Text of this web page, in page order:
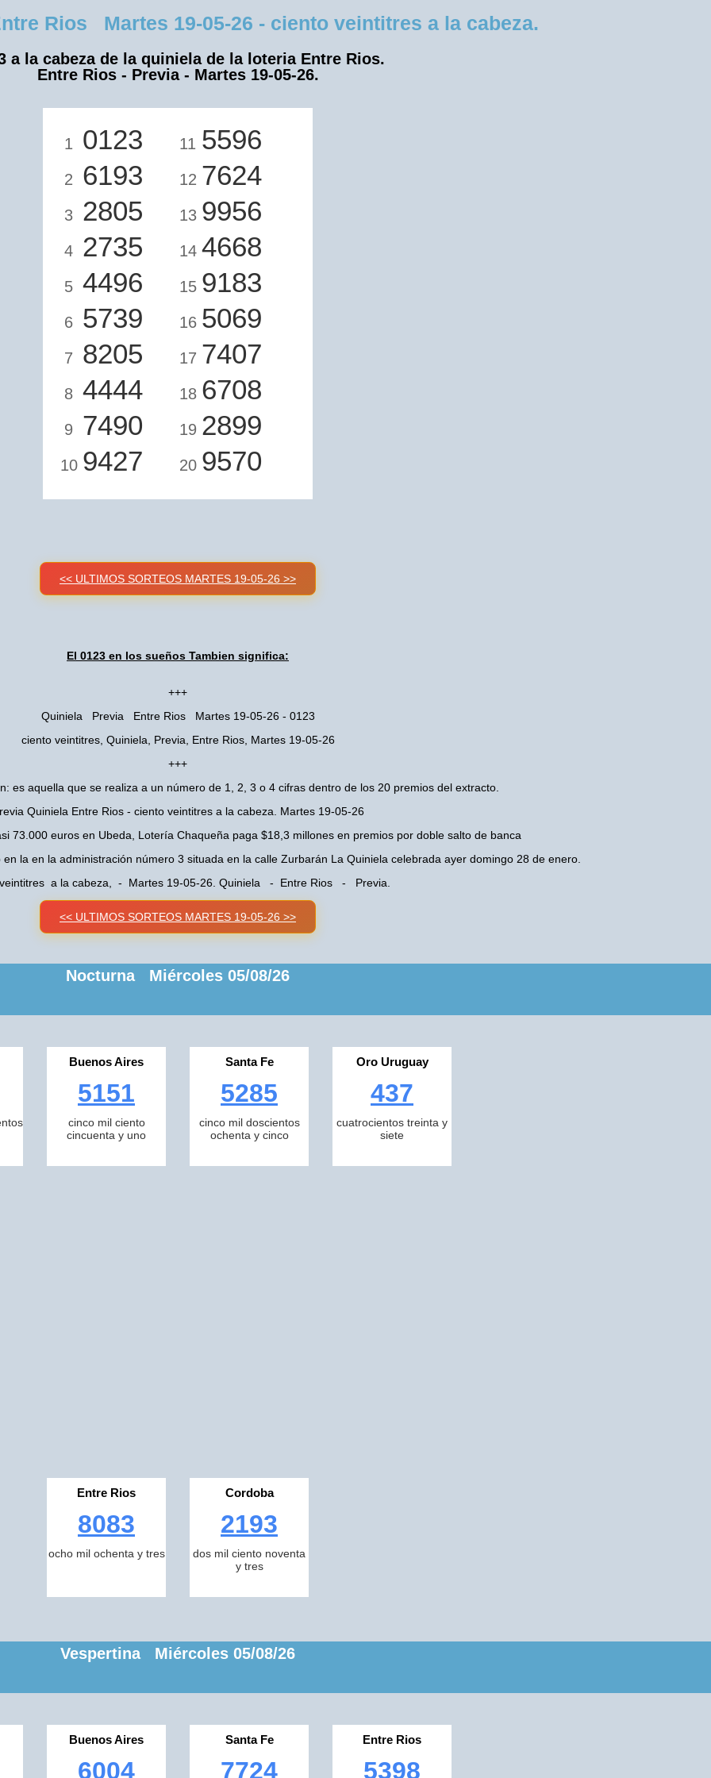
Rios Martes 19-05-26 - ciento veintitres a la cabeza.
a la cabeza de la quiniela de la loteria Entre Rios.
Entre Rios - Previa - Martes 19-05-26.
1 0123
2 6193
3 2805
4 2735
5 4496
6 5739
7 8205
8 4444
9 7490
10 9427
11 5596
12 7624
13 9956
14 4668
15 9183
16 5069
17 7407
18 6708
19 2899
20 9570
<< ULTIMOS SORTEOS MARTES 19-05-26 >>
El 0123 en los sueños Tambien significa:
+++
Quiniela Previa Entre Rios Martes 19-05-26 - 0123
ciento veintitres, Quiniela, Previa, Entre Rios, Martes 19-05-26
+++
es aquella que se realiza a un número de 1, 2, 3 o 4 cifras dentro de los 20 premios del extracto.
Quiniela Entre Rios - ciento veintitres a la cabeza. Martes 19-05-26
73.000 euros en Ubeda, Lotería Chaqueña paga $18,3 millones en premios por doble salto de banca
la en la administración número 3 situada en la calle Zurbarán La Quiniela celebrada ayer domingo 28 de enero.
a la cabeza, - Martes 19-05-26. Quiniela - Entre Rios - Previa.
<< ULTIMOS SORTEOS MARTES 19-05-26 >>
Nocturna Miércoles 05/08/26
Buenos Aires
5151
cinco mil ciento
cincuenta y uno
Santa Fe
5285
cinco mil doscientos
ochenta y cinco
Oro Uruguay
437
cuatrocientos treinta y
siete
Entre Rios
8083
ocho mil ochenta y tres
Cordoba
2193
dos mil ciento noventa
y tres
Vespertina Miércoles 05/08/26
Buenos Aires
6004
Santa Fe
7724
Entre Rios
5398